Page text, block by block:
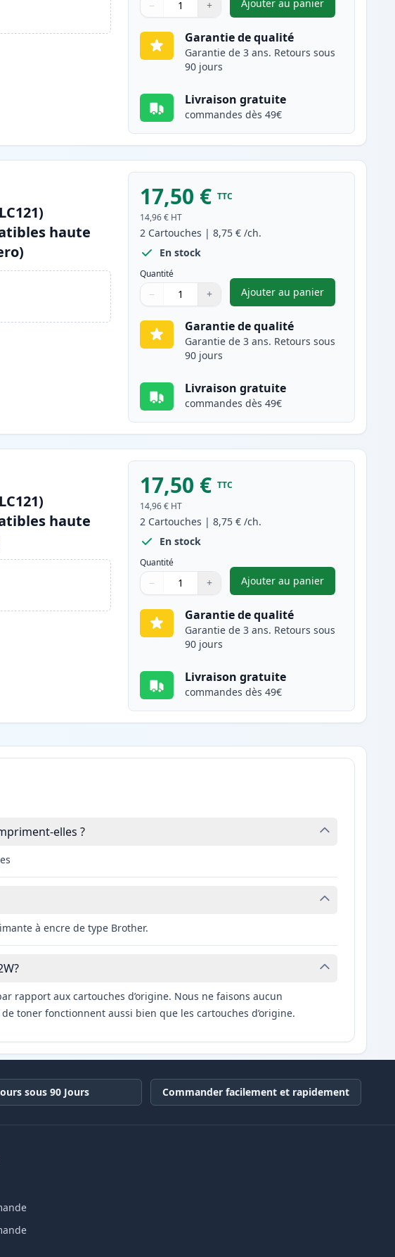
Quantité
Utilisez les boutons pour ajuster
− +
Quantité
Ajouter au panier
,Pack de 2 Brother
Garantie de qualité
Garantie de 3 ans. Retours sous
90 jours
Livraison gratuite
commandes dès 49€
haute
17,50 € TTC
14,96 € HT
2 Cartouches |8,75 € /ch.
En stock
Quantité
Quantité
Utilisez les boutons pour ajuster
− +
Quantité
Ajouter au panier
,Pack de 2 Brother
Garantie de qualité
Garantie de 3 ans. Retours sous
90 jours
Livraison gratuite
commandes dès 49€
haute
17,50 € TTC
14,96 € HT
2 Cartouches |8,75 € /ch.
En stock
Quantité
Quantité
Utilisez les boutons pour ajuster
− +
Quantité
Ajouter au panier
,Pack de 2 Brother
Garantie de qualité
Garantie de 3 ans. Retours sous
90 jours
Livraison gratuite
commandes dès 49€
elles ?
à encre de type Brother.
rapport aux cartouches d’origine. Nous ne faisons aucun
toner fonctionnent aussi bien que les cartouches d’origine.
sous 90 Jours Commander facilement et rapidement